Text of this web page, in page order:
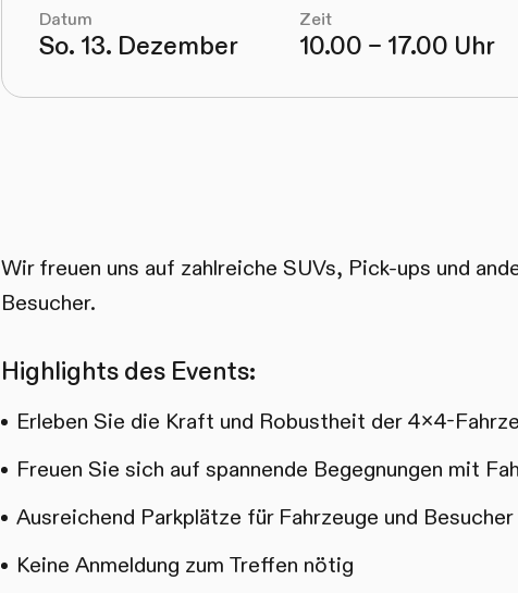
Datum
So. 13. Dezember
Zeit
10.00 – 17.00 Uhr
Wir freuen uns auf zahlreiche SUVs, Pick-ups und
Besucher.
Highlights des Events:
Erleben Sie die Kraft und Robustheit der 4x4-
Freuen Sie sich auf spannende Begegnungen mit
Ausreichend Parkplätze für Fahrzeuge und Besucher
Keine Anmeldung zum Treffen nötig